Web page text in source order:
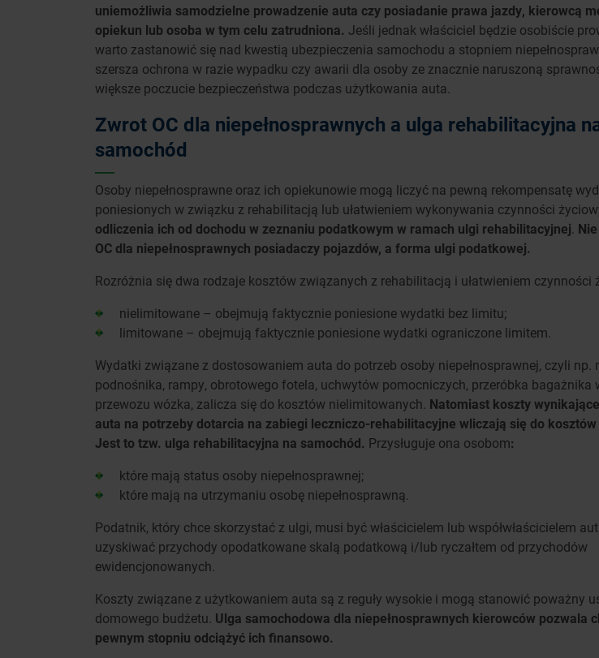
uniemożliwia samodzielne prowadzenie auta czy posiadanie prawa jazdy, kierowcą
opiekun lub osoba w tym celu zatrudniona. Jeśli jednak właściciel będzie osobiście
warto zastanowić się nad kwestią ubezpieczenia samochodu a stopniem
szersza ochrona w razie wypadku czy awarii dla osoby ze znacznie naruszoną
większe poczucie bezpieczeństwa podczas użytkowania auta.
Zwrot OC dla niepełnosprawnych a ulga rehabilitacyjna
samochód
Osoby niepełnosprawne oraz ich opiekunowie mogą liczyć na pewną rekompensatę
poniesionych w związku z rehabilitacją lub ułatwieniem wykonywania czynności
odliczenia ich od dochodu w zeznaniu podatkowym w ramach ulgi rehabilitacyjnej
OC dla niepełnosprawnych posiadaczy pojazdów, a forma ulgi podatkowej.
Rozróżnia się dwa rodzaje kosztów związanych z rehabilitacją i ułatwieniem czynności
nielimitowane – obejmują faktycznie poniesione wydatki bez limitu;
limitowane – obejmują faktycznie poniesione wydatki ograniczone limitem.
Wydatki związane z dostosowaniem auta do potrzeb osoby niepełnosprawnej, czyli np.
podnośnika, rampy, obrotowego fotela, uchwytów pomocniczych, przeróbka bagażnika
przewozu wózka, zalicza się do kosztów nielimitowanych. Natomiast koszty
auta na potrzeby dotarcia na zabiegi leczniczo-rehabilitacyjne wliczają się do
Jest to tzw. ulga rehabilitacyjna na samochód. Przysługuje ona osobom:
które mają status osoby niepełnosprawnej;
które mają na utrzymaniu osobę niepełnosprawną.
Podatnik, który chce skorzystać z ulgi, musi być właścicielem lub współwłaścicielem
uzyskiwać przychody opodatkowane skalą podatkową i/lub ryczałtem od przychodów
ewidencjonowanych.
Koszty związane z użytkowaniem auta są z reguły wysokie i mogą stanowić poważny
domowego budżetu. Ulga samochodowa dla niepełnosprawnych kierowców pozwala
pewnym stopniu odciążyć ich finansowo.